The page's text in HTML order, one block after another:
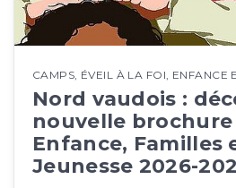
CAMPS ÉVEIL À LA FOI ENFANCE
Nord vaudois :
nouvelle brochure
Enfance, Familles
Jeunesse 2026-